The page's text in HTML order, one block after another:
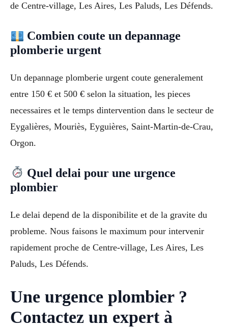
de Centre-village, Les Aires, Les Paluds, Les Défends.
Combien coute un depannage
plomberie urgent
Un depannage plomberie urgent coute generalement
entre 150 € et 500 € selon la situation, les pieces
necessaires et le temps dintervention dans le secteur de
Eygalières, Mouriès, Eyguières, Saint-Martin-de-Crau,
Orgon.
Quel delai pour une urgence
plombier
Le delai depend de la disponibilite et de la gravite du
probleme. Nous faisons le maximum pour intervenir
rapidement proche de Centre-village, Les Aires, Les
Paluds, Les Défends.
Une urgence plombier ?
Contactez un expert à